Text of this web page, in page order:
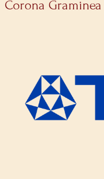
Corona